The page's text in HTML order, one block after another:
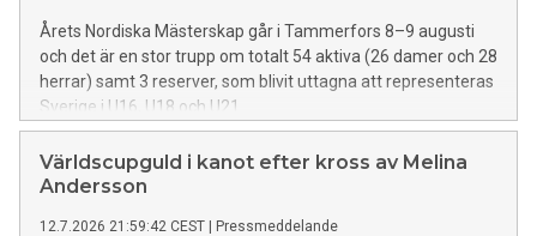
Årets Nordiska Mästerskap går i Tammerfors 8–9 augusti
och det är en stor trupp om totalt 54 aktiva (26 damer och 28
herrar) samt 3 reserver, som blivit uttagna att representeras
Sverige i U16, U18 och U21.
Världscupguld i kanot efter kross av Melina
Andersson
12.7.2026 21:59:42 CEST | Pressmeddelande